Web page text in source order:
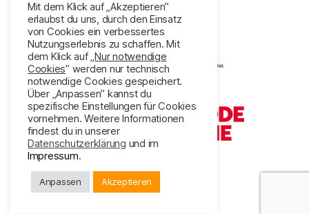
Mit dem Klick auf „Akzeptieren”
erlaubst du uns, durch den Einsatz
von Cookies ein verbessertes
Nutzungserlebnis zu schaffen. Mit
dem Klick auf „Nur notwendige
Cookies” werden nur technisch
notwendige Cookies gespeichert.
Über „Anpassen” kannst du
spezifische Einstellungen für Cookies
vornehmen. Weitere Informationen
findest du in unserer
Datenschutzerklärung und im
Impressum.
Anpassen Akzeptieren